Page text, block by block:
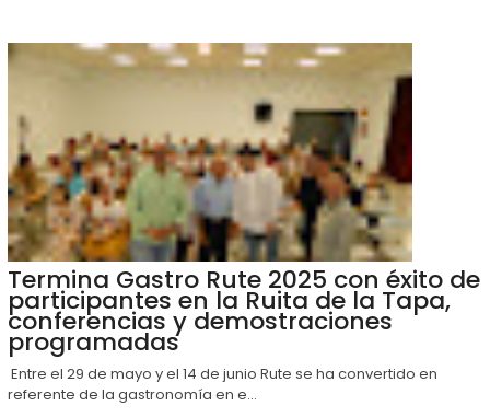
Termina Gastro Rute 2025 con éxito de
participantes en la Ruita de la Tapa,
conferencias y demostraciones
programadas
Entre el 29 de mayo y el 14 de junio Rute se ha convertido en
referente de la gastronomía en e...